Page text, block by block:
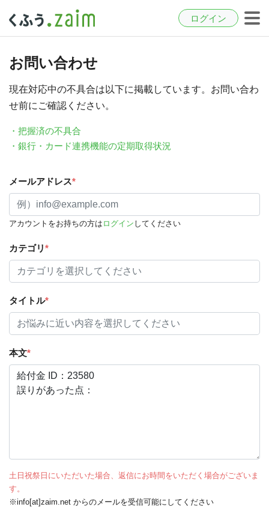
ログイン
お問い合わせ
現在対応中の不具合は以下に掲載しています。お問い合わ
せ前にご確認ください。
・把握済の不具合
・銀行・カード連携機能の定期取得状況
メールアドレス*
アカウントをお持ちの方は ログイン してください
カテゴリ*
タイトル*
本文*
土日祝祭日にいただいた場合、返信にお時間をいただく場合がございま
す。
※info[at]zaim.net からのメールを受信可能にしてください